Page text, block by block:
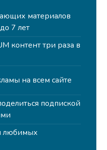
материалов
7 лет
контент три раза в
на всем сайте
подпиской
любимых